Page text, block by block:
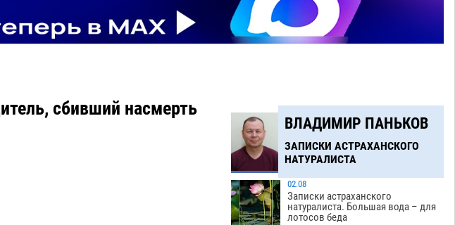
сбивший насмерть
ВЛАДИМИР ПАНЬКОВ
ЗАПИСКИ АСТРАХАНСКОГО
НАТУРАЛИСТА
02.08
Записки астраханского
натуралиста. Большая вода – для
лотосов беда